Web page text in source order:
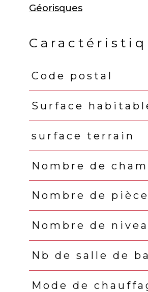
Géorisques
Caractéristiques
Code postal
Surface
surface terrain
Nombre de
Nombre de
Nombre de
Nb de salle de
Mode de